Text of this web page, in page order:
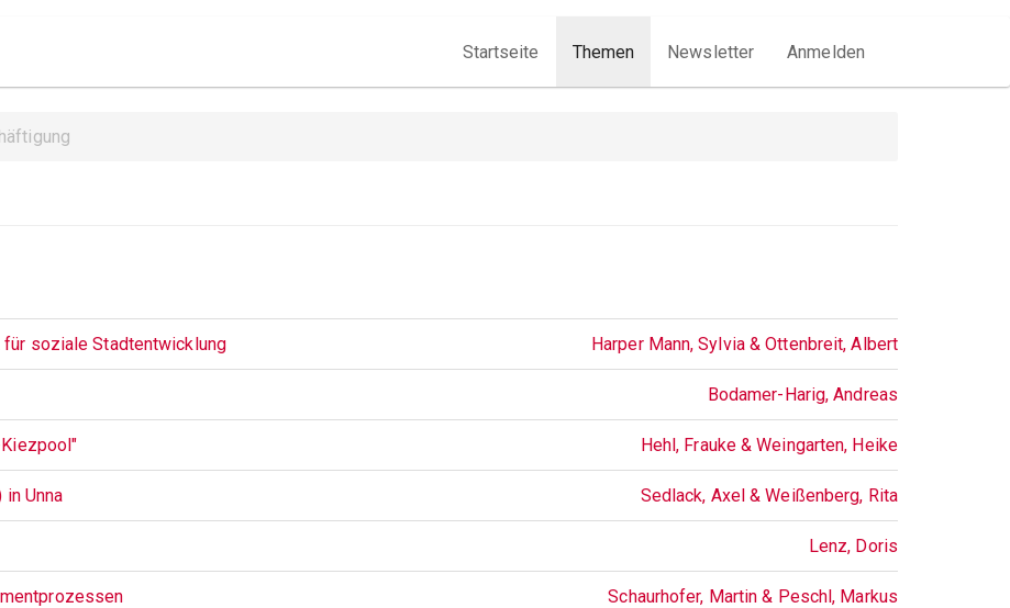
Startseite Themen Newsletter Anmelden
soziale Stadtentwicklung Harper Mann, Sylvia & Ottenbreit, Albert
Bodamer-Harig, Andreas
Hehl, Frauke & Weingarten, Heike
Unna Sedlack, Axel & Weißenberg, Rita
Lenz, Doris
Schaurhofer, Martin & Peschl, Markus